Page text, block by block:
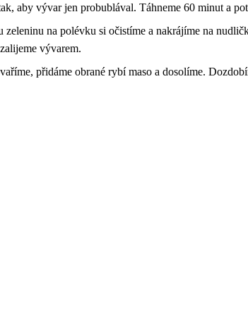
aby vývar jen probublával. Táhneme 60 minut a
zeleninu na polévku si očistíme a nakrájíme na
vývarem.
přidáme obrané rybí maso a dosolíme.